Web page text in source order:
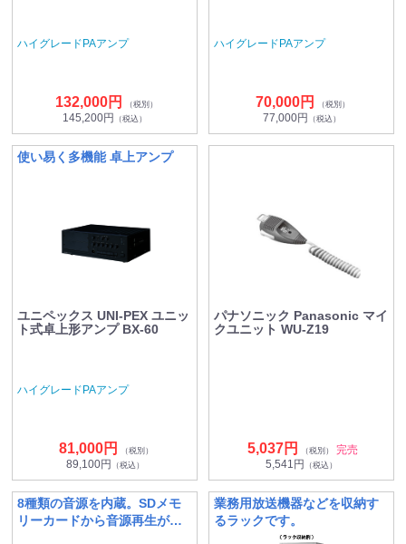
ハイグレードPAアンプ
132,000円 （税別）
145,200円 （税込）
ハイグレードPAアンプ
70,000円 （税別）
77,000円 （税込）
使い易く多機能 卓上アンプ
ユニペックス UNI-PEX ユニッ
ト式卓上形アンプ BX-60
ハイグレードPAアンプ
81,000円 （税別）
89,100円 （税込）
パナソニック Panasonic マイ
クユニット WU-Z19
5,037円 （税別）
完売
5,541円 （税込）
8種類の音源を内蔵。SDメモ
リーカードから音源再生が可
業務用放送機器などを収納す
るラックです。